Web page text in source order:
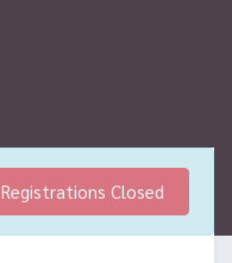
Registrations Closed